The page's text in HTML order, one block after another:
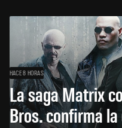
HACE 8 HORAS
La saga Matrix
Bros. confirma